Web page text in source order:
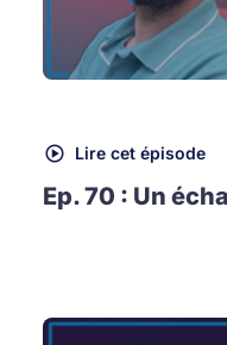
Lire cet épisode
Ep. 70 : Un